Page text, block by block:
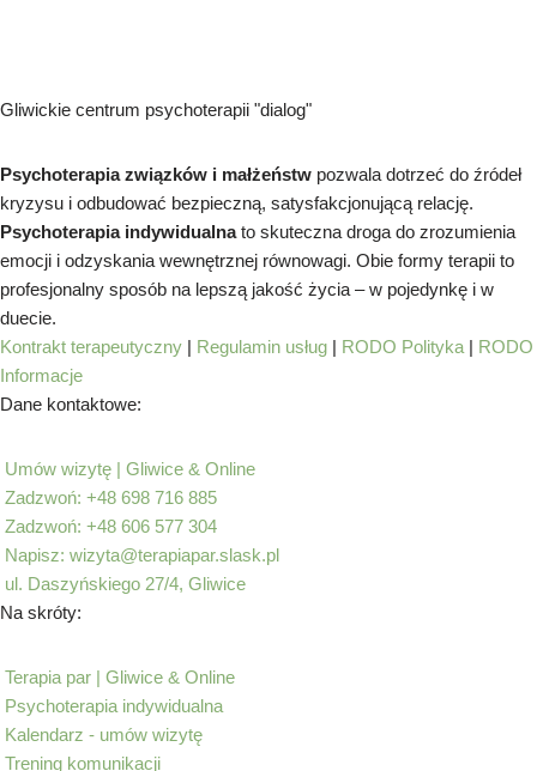
Gliwickie centrum psychoterapii "dialog"
Psychoterapia związków i małżeństw pozwala dotrzeć do źródeł
kryzysu i odbudować bezpieczną, satysfakcjonującą relację.
Psychoterapia indywidualnato skuteczna droga do zrozumienia
emocji i odzyskania wewnętrznej równowagi. Obie formy terapii to
profesjonalny sposób na lepszą jakość życia – w pojedynkę i w
duecie.
Kontrakt terapeutyczny | Regulamin usług | RODO Polityka | RODO
Informacje
Dane kontaktowe:
Umów wizytę | Gliwice & Online
Zadzwoń: +48 698 716 885
Zadzwoń: +48 606 577 304
Napisz: wizyta@terapiapar.slask.pl
ul. Daszyńskiego 27/4, Gliwice
Na skróty:
Terapia par | Gliwice & Online
Psychoterapia indywidualna
Kalendarz - umów wizytę
Trening komunikacji